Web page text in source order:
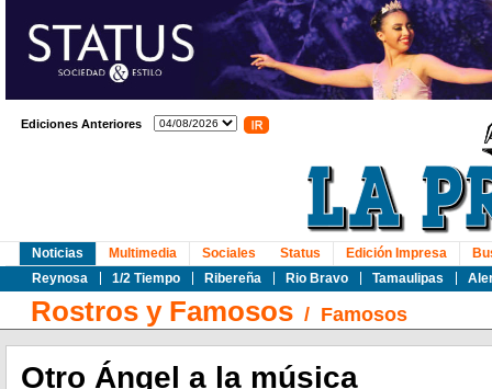
Ediciones Anteriores
Noticias
Reynosa
1/2 Tiempo Ribereña Rio Bravo Tamaulipas
Multimedia Sociales Status Edición Impresa
Rostros y Famosos / Famosos
Otro Ángel a la música